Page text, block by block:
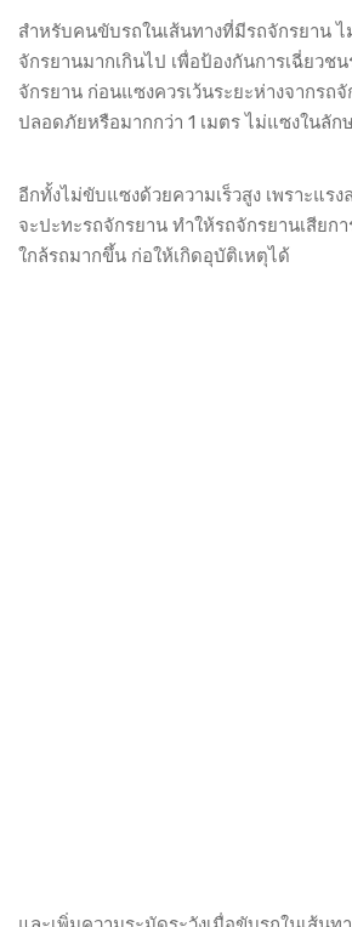
สำหรับคนขับรถในเส้นทางที่มีรถจักรยาน ไ
จักรยานมากเกินไป เพื่อป้องกันการเฉี่ยวช
จักรยาน ก่อนแซงควรเว้นระยะห่างจากรถ
ปลอดภัยหรือมากกว่า 1 เมตร ไม่แซงในลั
อีกทั้งไม่ขับแซงด้วยความเร็วสูง เพราะแรง
จะปะทะรถจักรยาน ทำให้รถจักรยานเสียก
ใกล้รถมากขึ้น ก่อให้เกิดอุบัติเหตุได้